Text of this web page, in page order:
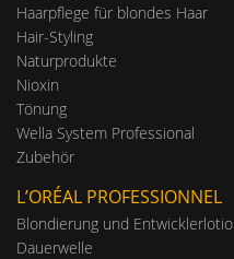
Haarpflege für blondes Haar
Hair-Styling
Naturprodukte
Nioxin
Tönung
Wella System Professional
Zubehör
L’ORÉAL PROFESSIONNEL
Blondierung und
Dauerwelle